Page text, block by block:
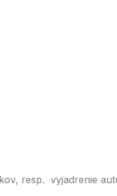
resp. vyjadrenie